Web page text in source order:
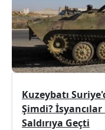
Kuzeybatı
Şimdi?
Saldırıya Geçti